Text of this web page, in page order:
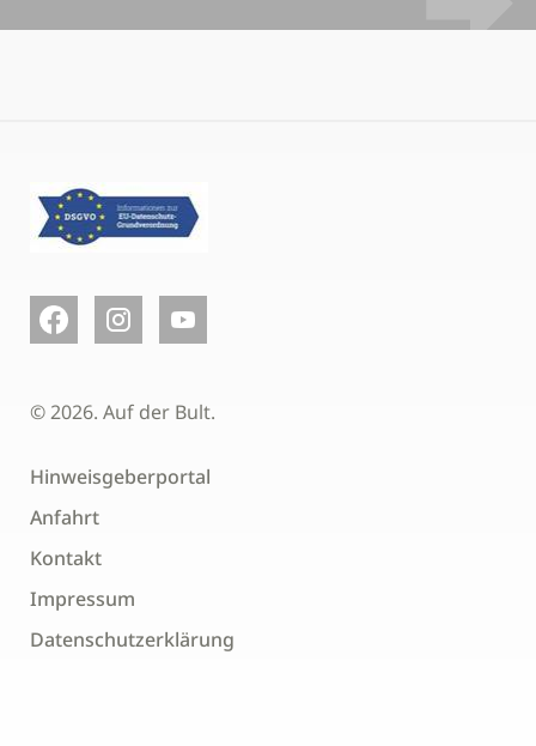
© 2026. Auf der Bult.
Hinweisgeberportal
Anfahrt
Kontakt
Impressum
Datenschutzerklärung